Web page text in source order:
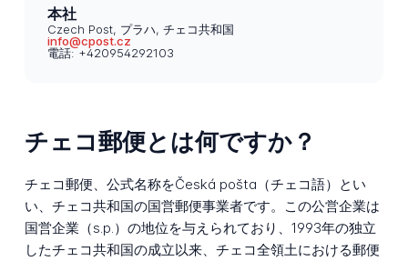
本社
Czech Post, プラハ, チェコ共和国
info@cpost.cz
電話: +420954292103
チェコ郵便とは何ですか？
チェコ郵便、公式名称をČeská pošta（チェコ語）とい
い、チェコ共和国の国営郵便事業者です。この公営企業は
国営企業（s.p.）の地位を与えられており、1993年の独立
したチェコ共和国の成立以来、チェコ全領土における郵便